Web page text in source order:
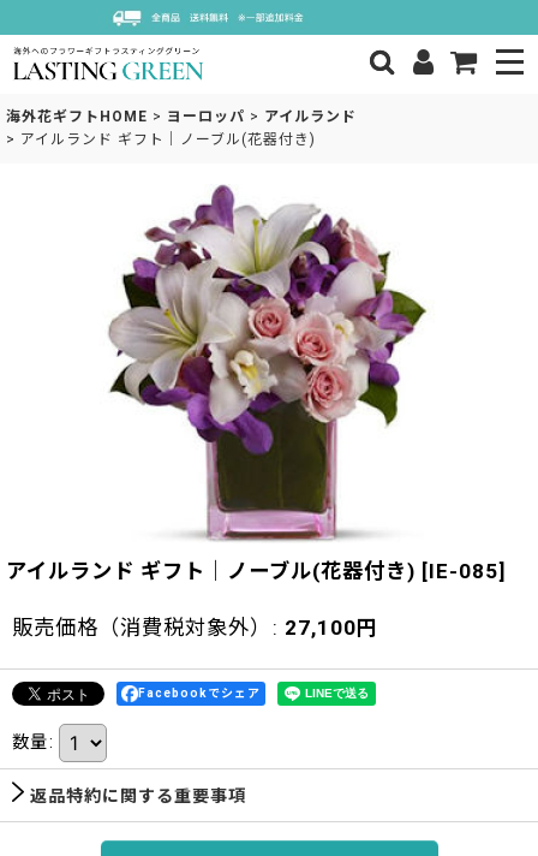
海外花ギフトHOME > ヨーロッパ > アイルランド
> アイルランド ギフト｜ノーブル(花器付き)
アイルランド ギフト｜ノーブル(花器付き) [IE-085]
販売価格（消費税対象外） : 27,100 円
Facebookでシェア
数量:
返品特約に関する重要事項